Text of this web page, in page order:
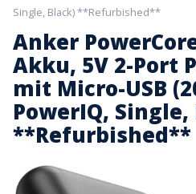
Single, Black) **Refurbished**
Anker
Akku, 5V 2-Port
mit Micro-USB
PowerIQ, Single,
**Refurbished**